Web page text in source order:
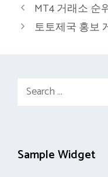
MT4 거래소 순
토토제국 홍보
Search
Sample Widget